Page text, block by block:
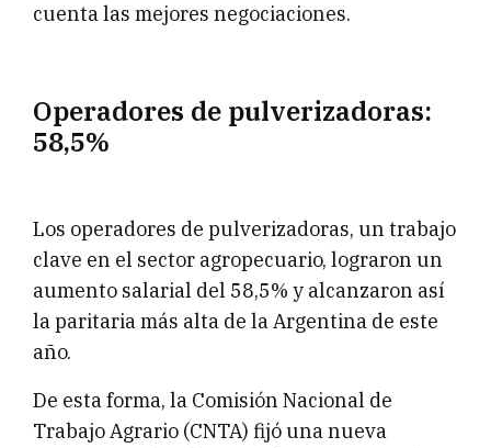
cuenta las mejores negociaciones.
Operadores de pulverizadoras:
58,5%
Los operadores de pulverizadoras, un trabajo
clave en el sector agropecuario, lograron un
aumento salarial del 58,5% y alcanzaron así
la paritaria más alta de la Argentina de este
año.
De esta forma, la Comisión Nacional de
Trabajo Agrario (CNTA) fijó una nueva